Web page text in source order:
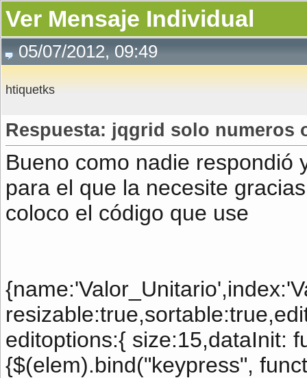
Ver Mensaje Individual
05/07/2012, 09:49
htiquetks
Respuesta: jqgrid solo numeros
Bueno como nadie respondió
para el que la necesite
coloco el código que use
editoptions:{ size:15,dataInit:
{$(elem).bind("keypress",